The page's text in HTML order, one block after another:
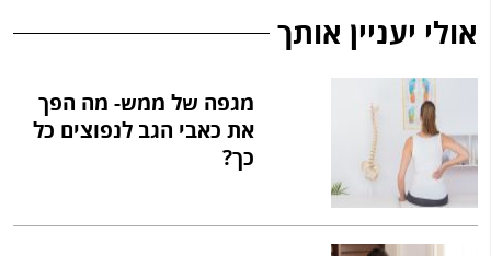
אולי יעניין אותך
מגפה של ממש- מה הפך
את כאבי הגב לנפוצים כל
כך?